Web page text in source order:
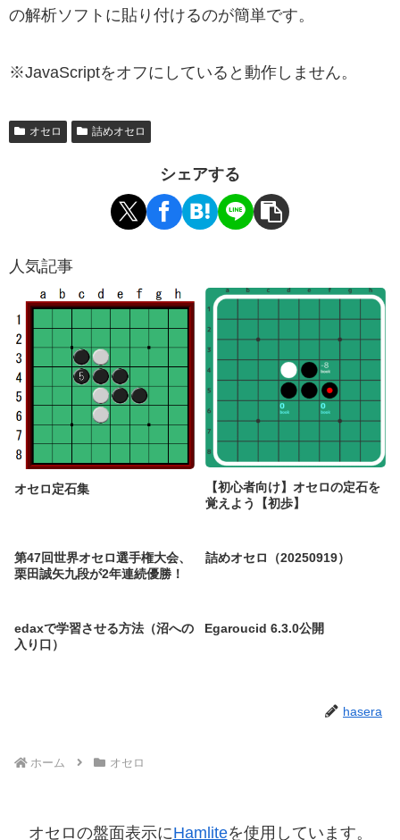
の解析ソフトに貼り付けるのが簡単です。
※JavaScriptをオフにしていると動作しません。
オセロ 詰めオセロ
シェアする
人気記事
オセロ定石集
【初心者向け】オセロの定石を
覚えよう【初歩】
第47回世界オセロ選手権大会、
栗田誠矢九段が2年連続優勝！
詰めオセロ（20250919）
edaxで学習させる方法（沼への
入り口）
Egaroucid 6.3.0公開
hasera
ホーム オセロ
オセロの盤面表示にHamliteを使用しています。